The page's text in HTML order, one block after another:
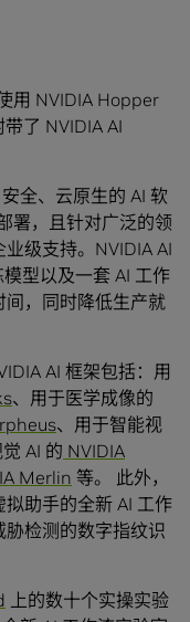
用 NVIDIA Hopper
了 NVIDIA AI
全、云原生的 AI 软
署，且针对广泛的领
级支持。NVIDIA AI
型以及一套 AI 工作
，同时降低生产就
AI 框架包括：用
、用于医学成像的
、用于智能视
AI 的 NVIDIA
Merlin 等。 此外，
助手的全新 AI 工作
检测的数字指纹识
上的数十个实操实验